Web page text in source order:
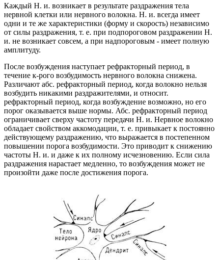
Каждый Н. и. возникает в результате раздражения тела
нервной клетки или нервного волокна. Н. и. всегда имеет
одни и те же характеристики (форму и скорость) независимо
от силы раздражения, т. е. при подпороговом раздражении Н.
и. не возникает совсем, а при надпороговым - имеет полную
амплитуду.
После возбуждения наступает рефракторный период, в
течение к-рого возбудимость нервного волокна снижена.
Различают абс. рефракторный период, когда волокно нельзя
возбудить никакими раздражителями, и относит.
рефракторный период, когда возбуждение возможно, но его
порог оказывается выше нормы. Абс. рефракторный период
ограничивает сверху частоту передачи Н. и. Нервное волокно
обладает свойством аккомодации, т. е. привыкает к постоянно
действующему раздражению, что выражается в постепенном
повышении порога возбудимости. Это приводит к снижению
частоты Н. и. и даже к их полному исчезновению. Если сила
раздражения нарастает медленно, то возбуждения может не
произойти даже после достижения порога.